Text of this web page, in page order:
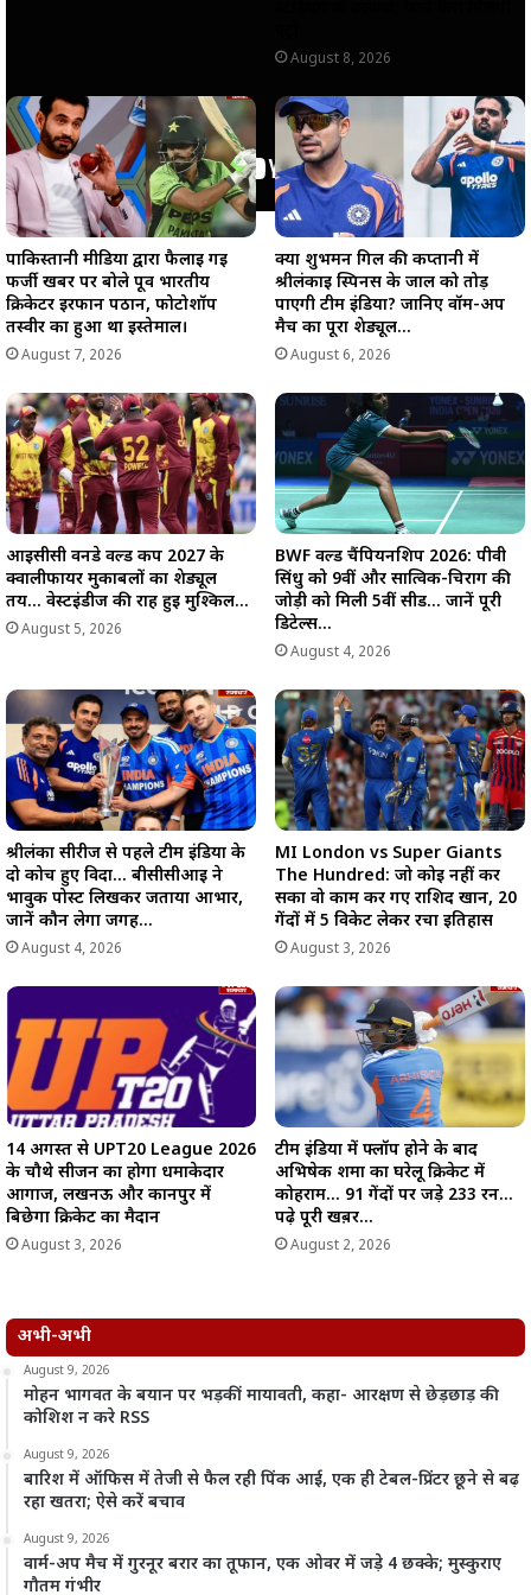
August 8, 2026
पाकिस्तानी मीडिया द्वारा फैलाई गई
फर्जी खबर पर बोले पूर्व भारतीय
क्रिकेटर इरफान पठान, फोटोशॉप
तस्वीर का हुआ था इस्तेमाल।
August 7, 2026
क्या शुभमन गिल की कप्तानी में
श्रीलंकाई स्पिनर्स के जाल को तोड़
पाएगी टीम इंडिया? जानिए वॉर्म-अप
मैच का पूरा शेड्यूल…
August 6, 2026
आईसीसी वनडे वर्ल्ड कप 2027 के
क्वालीफायर मुकाबलों का शेड्यूल
तय… वेस्टइंडीज की राह हुई मुश्किल…
August 5, 2026
BWF वर्ल्ड चैंपियनशिप 2026: पीवी
सिंधु को 9वीं और सात्विक-चिराग की
जोड़ी को मिली 5वीं सीड… जानें पूरी
डिटेल्स…
August 4, 2026
श्रीलंका सीरीज से पहले टीम इंडिया के
दो कोच हुए विदा… बीसीसीआई ने
भावुक पोस्ट लिखकर जताया आभार,
जानें कौन लेगा जगह…
August 4, 2026
MI London vs Super Giants
The Hundred: जो कोई नहीं कर
सका वो काम कर गए राशिद खान, 20
गेंदों में 5 विकेट लेकर रचा इतिहास
August 3, 2026
14 अगस्त से UPT20 League 2026
के चौथे सीजन का होगा धमाकेदार
आगाज, लखनऊ और कानपुर में
बिछेगा क्रिकेट का मैदान
August 3, 2026
टीम इंडिया में फ्लॉप होने के बाद
अभिषेक शर्मा का घरेलू क्रिकेट में
कोहराम… 91 गेंदों पर जड़े 233 रन…
पढ़े पूरी खब़र…
August 2, 2026
अभी-अभी
August 9, 2026
मोहन भागवत के बयान पर भड़कीं मायावती, कहा- आरक्षण से छेड़छाड़ की
कोशिश न करे RSS
August 9, 2026
बारिश में ऑफिस में तेजी से फैल रही पिंक आई, एक ही टेबल-प्रिंटर छूने से बढ़
रहा खतरा; ऐसे करें बचाव
August 9, 2026
वार्म-अप मैच में गुरनूर बरार का तूफान, एक ओवर में जड़े 4 छक्के; मुस्कुराए
गौतम गंभीर